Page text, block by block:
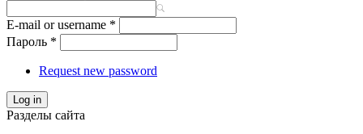
E-mail or username *
Пароль *
Request new password
Log in
Разделы сайта